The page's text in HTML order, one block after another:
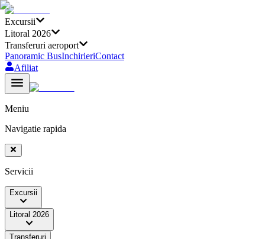
Excursii
Litoral 2026
Transferuri aeroport
Panoramic BusInchirieriContact
Afiliat
Meniu
Navigatie rapida
Servicii
Excursii
Litoral 2026
Transferuri